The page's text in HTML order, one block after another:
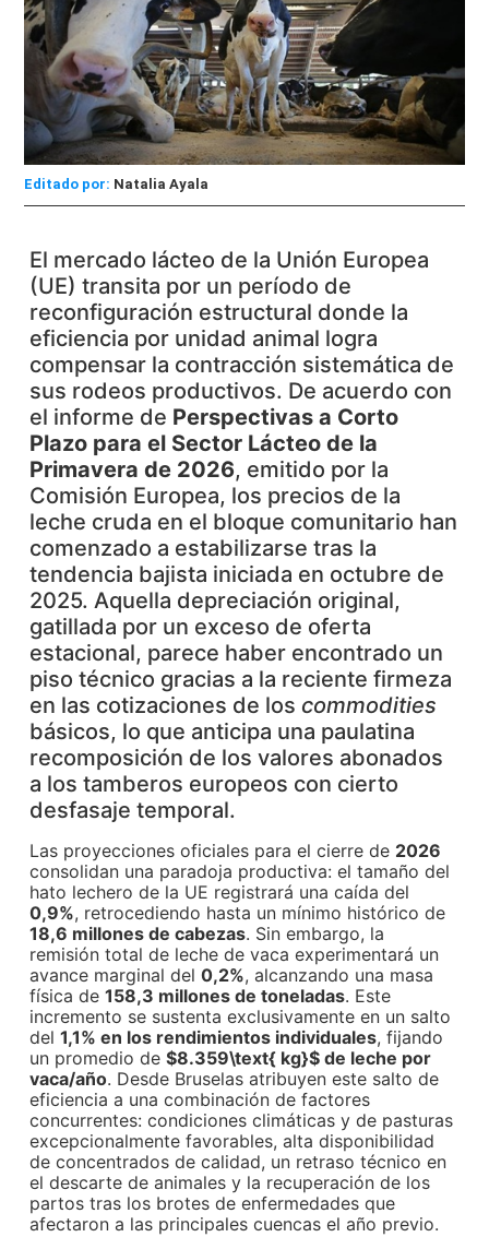
Editado por: Natalia Ayala
El mercado lácteo de la Unión Europea
(UE) transita por un período de
reconfiguración estructural donde la
eficiencia por unidad animal logra
compensar la contracción sistemática de
sus rodeos productivos. De acuerdo con
el informe de Perspectivas a Corto
Plazo para el Sector Lácteo de la
Primavera de 2026, emitido por la
Comisión Europea, los precios de la
leche cruda en el bloque comunitario han
comenzado a estabilizarse tras la
tendencia bajista iniciada en octubre de
2025. Aquella depreciación original,
gatillada por un exceso de oferta
estacional, parece haber encontrado un
piso técnico gracias a la reciente firmeza
en las cotizaciones de los commodities
básicos, lo que anticipa una paulatina
recomposición de los valores abonados
a los tamberos europeos con cierto
desfasaje temporal.
Las proyecciones oficiales para el cierre de 2026
consolidan una paradoja productiva: el tamaño del
hato lechero de la UE registrará una caída del
0,9%, retrocediendo hasta un mínimo histórico de
18,6 millones de cabezas. Sin embargo, la
remisión total de leche de vaca experimentará un
avance marginal del0,2%, alcanzando una masa
física de158,3 millones de toneladas. Este
incremento se sustenta exclusivamente en un salto
del1,1% en los rendimientos individuales, fijando
un promedio de$8.359\text{ kg}$ de leche por
vaca/año. Desde Bruselas atribuyen este salto de
eficiencia a una combinación de factores
concurrentes: condiciones climáticas y de pasturas
excepcionalmente favorables, alta disponibilidad
de concentrados de calidad, un retraso técnico en
el descarte de animales y la recuperación de los
partos tras los brotes de enfermedades que
afectaron a las principales cuencas el año previo.